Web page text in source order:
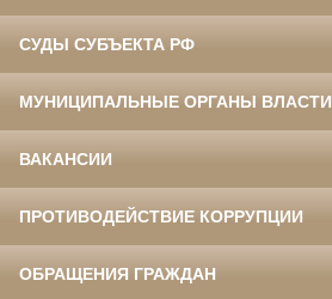
СУДЫ СУБЪЕКТА РФ
МУНИЦИПАЛЬНЫЕ ОРГАНЫ ВЛАСТИ
ВАКАНСИИ
ПРОТИВОДЕЙСТВИЕ КОРРУПЦИИ
ОБРАЩЕНИЯ ГРАЖДАН